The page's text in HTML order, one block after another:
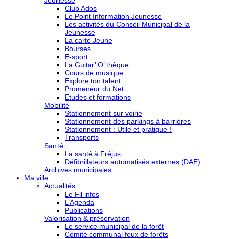
Club Ados
Le Point Information Jeunesse
Les activités du Conseil Municipal de la
Jeunesse
La carte Jeune
Bourses
E-sport
La Guitar’ O’ thèque
Cours de musique
Explore ton talent
Promeneur du Net
Etudes et formations
Mobilité
Stationnement sur voirie
Stationnement des parkings à barrières
Stationnement : Utile et pratique !
Transports
Santé
La santé à Fréjus
Défibrillateurs automatisés externes (DAE)
Archives municipales
Ma ville
Actualités
Le Fil infos
L’Agenda
Publications
Valorisation & préservation
Le service municipal de la forêt
Comité communal feux de forêts